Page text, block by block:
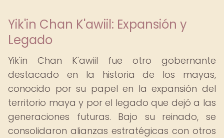
Yik'in Chan K'awiil: Expansión y
Legado
Yik'in Chan K'awiil fue otro gobernante
destacado en la historia de los mayas,
conocido por su papel en la expansión del
territorio maya y por el legado que dejó a las
generaciones futuras. Bajo su reinado, se
consolidaron alianzas estratégicas con otros